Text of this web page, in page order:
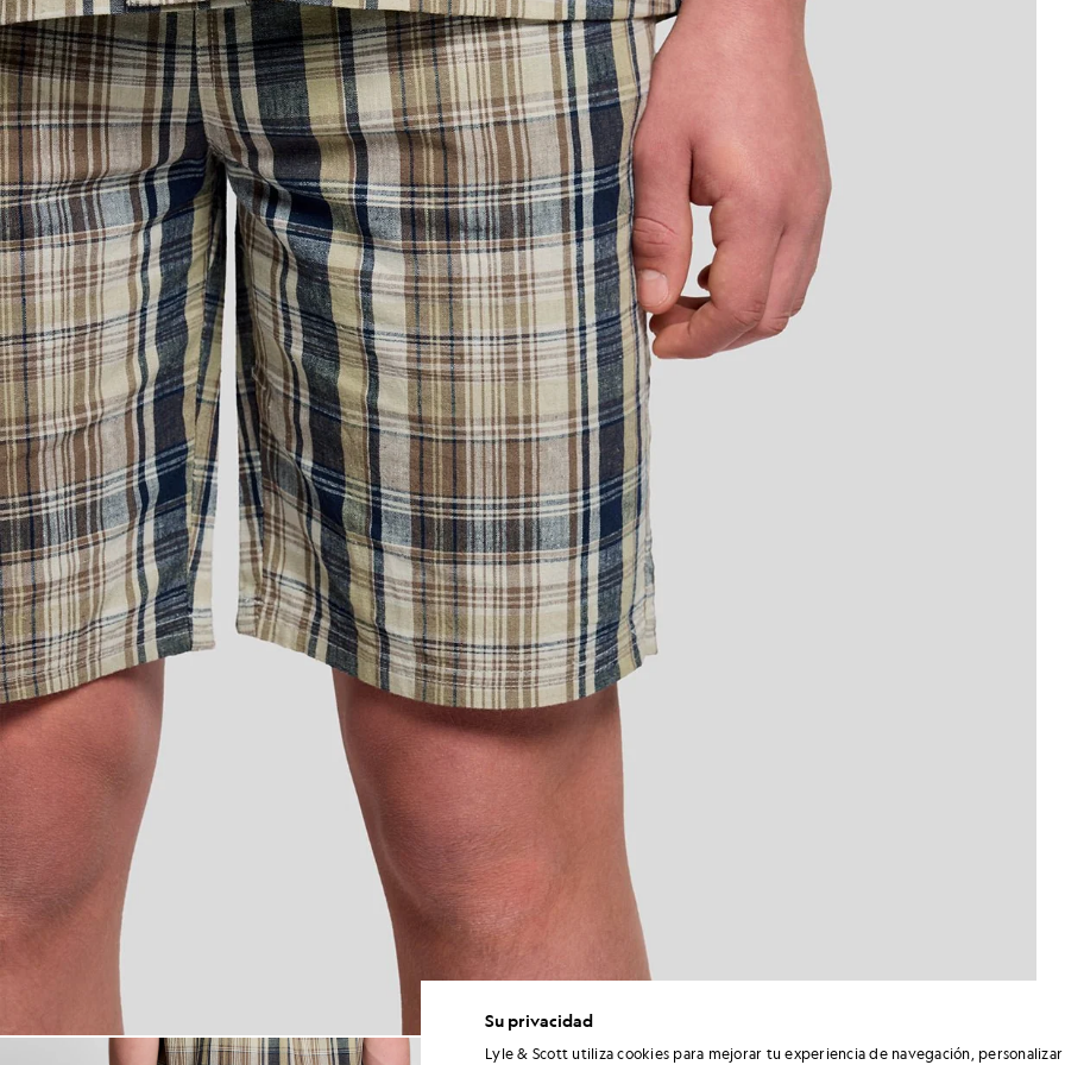
Hombre con pantalones cortos a cuadros de mezcla de lino en verde hierba
Hombre con pantalones
Su privacidad
Lyle & Scott utiliza cookies para mejorar tu experiencia de navegación,